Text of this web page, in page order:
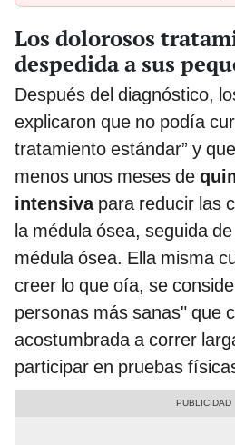
Los dolorosos
despedida a sus
Después del diagnóstico,
explicaron que no podía
tratamiento estándar” y
menos unos meses de
intensivapara reducir las
la médula ósea, seguida
médula ósea. Ella misma
creer lo que oía, se
personas más sanas" que
acostumbrada a correr
participar en pruebas